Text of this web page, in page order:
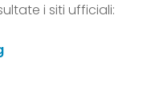
i siti ufficiali: